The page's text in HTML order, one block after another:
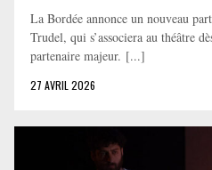
La Bordée annonce un nouveau
Trudel, qui s’associera au théâtre
partenaire majeur. [...]
27 AVRIL 2026